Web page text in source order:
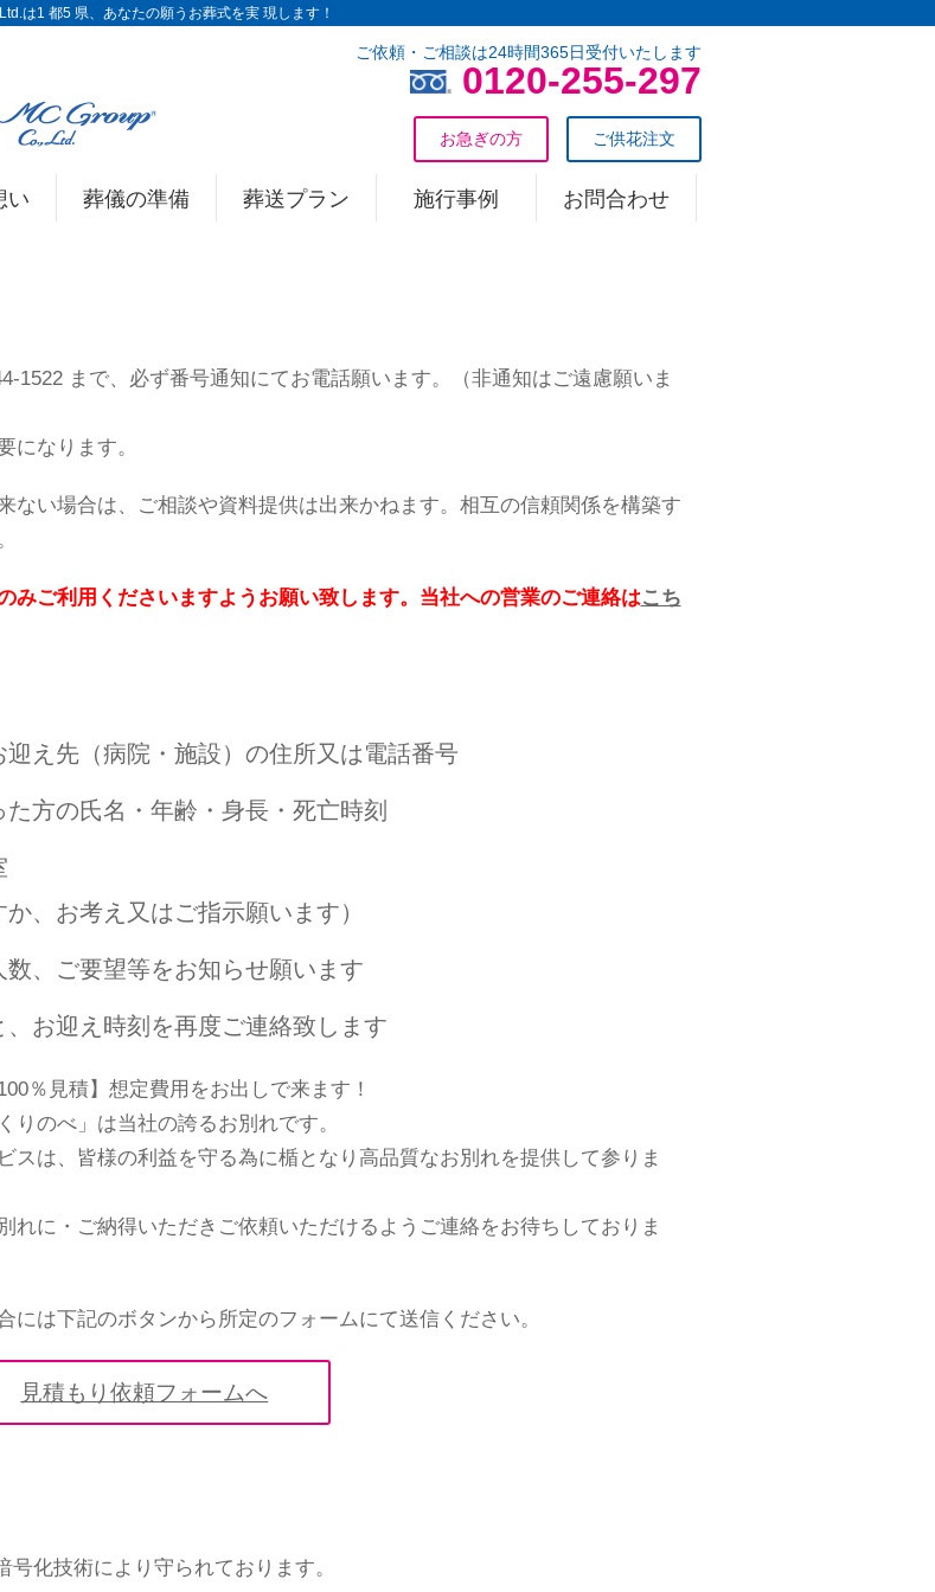
は1 都5 県、あなたの願うお葬式を実 現します！
ご依頼・ご相談は24時間365日受付いたします
0120-255-297
ご供花注文
お急ぎの方
い 葬儀の準備 葬送プラン 施行事例 お問合わせ
1522 まで、必ず番号通知にてお電話願います。（非通知はご遠慮願いま
なります。
ない場合は、ご相談や資料提供は出来かねます。相互の信頼関係を構築す
ご利用くださいますようお願い致します。当社への営業のご連絡はこち
え先（病院・施設）の住所又は電話番号
方の氏名・年齢・身長・死亡時刻
、お考え又はご指示願います）
、ご要望等をお知らせ願います
お迎え時刻を再度ご連絡致します
％見積】想定費用をお出しで来ます！
のべ」は当社の誇るお別れです。
スは、皆様の利益を守る為に楯となり高品質なお別れを提供して参りま
れに・ご納得いただきご依頼いただけるようご連絡をお待ちしておりま
は下記のボタンから所定のフォームにて送信ください。
見積もり依頼フォームへ
化技術により守られております。